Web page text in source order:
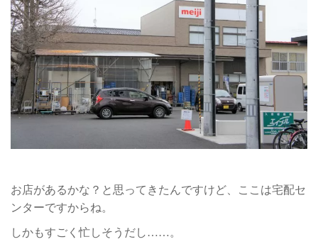
お店があるかな？と思ってきたんですけど、ここは宅配セ
ンターですからね。
しかもすごく忙しそうだし……。